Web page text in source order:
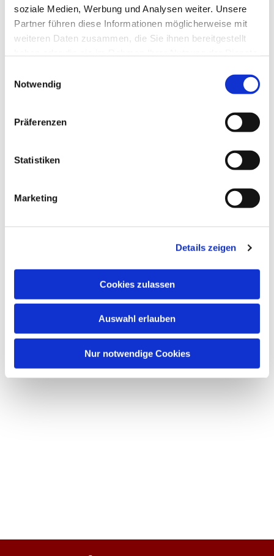
soziale Medien, Werbung und Analysen weiter. Unsere
Partner führen diese Informationen möglicherweise mit
weiteren Daten zusammen, die Sie ihnen bereitgestellt
Notwendig
Präferenzen
Statistiken
Marketing
Details zeigen
Cookies zulassen
Auswahl erlauben
Nur notwendige Cookies